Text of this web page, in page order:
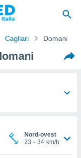
Cagliari Domani
Nord-ovest
23 - 34 km/h